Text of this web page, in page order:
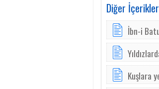
Diğer İçerikler
İbn-i
Kuşlara